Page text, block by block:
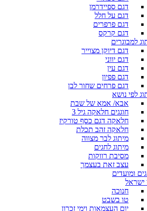
דגם ספיידרמן
דגם על חלל
דגם פרפרים
דגם קרקס
למבוגרים
דגם דיוקן מצוייר
דגם יווני
דגם עין
דגם פפיון
דגם פרחים שחור לבן
לפי נושא
אבא/ אמא של שבת
חוגגים חלאקה גיל 3
חלאקה דגם כסף טורקיז
חלאקה זהב תכלת
מיתוג לבר מצווה
מיתוג לחגים
מסיבת רווקות
עצב זאת בעצמך
ומועדים
ישראל
חנוכה
טו בשבט
יום העצמאות וימי זכרון